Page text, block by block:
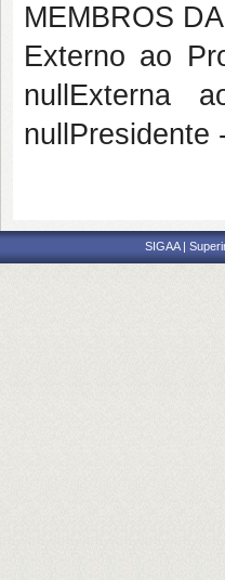
MEMBROS
Externo ao
nullExterna
nullPresidente
SIGAA |